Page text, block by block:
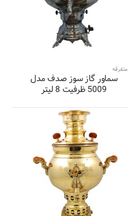
متفرقه
سماور گاز سوز صدف مدل
5009 ظرفیت 8 لیتر